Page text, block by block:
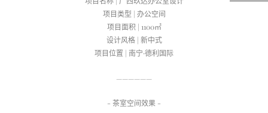
项目类型 | 办公空间
项目面积 | 1100㎡
设计风格 | 新中式
项目位置 | 南宁·德利国际
——————
- 茶室空间效果 -